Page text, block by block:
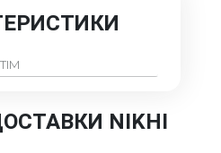
TIM
NIKHI